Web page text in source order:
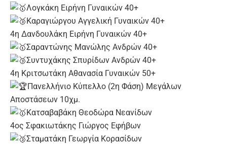
Λογκάκη Ειρήνη Γυναικών 40+
Καραγιώργου Αγγελική Γυναικών 40+
4η Δανδουλάκη Ειρήνη Γυναικών 40+
Σαραντώνης Μανώλης Ανδρών 40+
Συντυχάκης Σπυρίδων Ανδρών 40+
4η Κριτσωτάκη Αθανασία Γυναικών 50+
Πανελλήνιο Κύπελλο (2η Φάση) Μεγάλων
Αποστάσεων 10χμ.
Κατσαβαβάκη Θεοδώρα Νεανίδων
4ος Σφακιωτάκης Γιώργος Εφήβων
Σταματάκη Γεωργία Κορασίδων